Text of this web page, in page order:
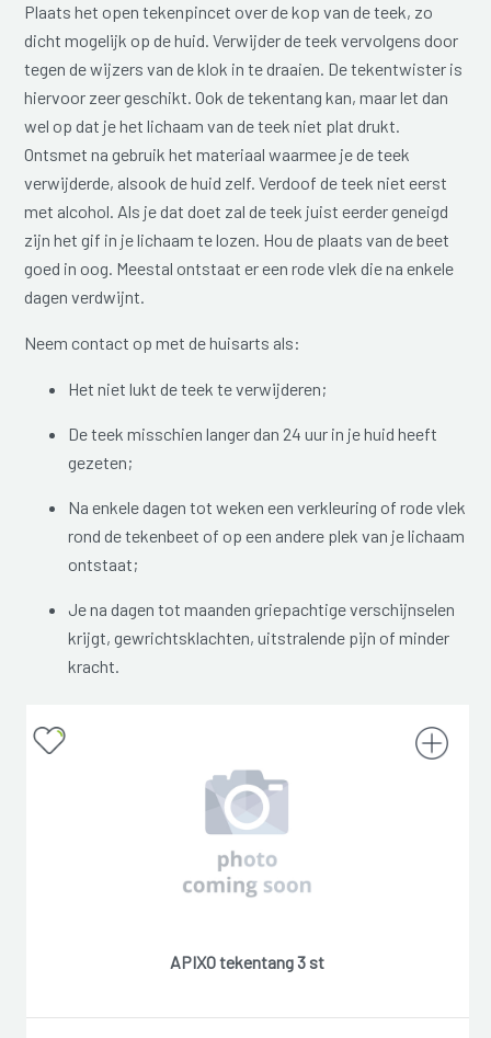
Plaats het open tekenpincet over de kop van de teek, zo
dicht mogelijk op de huid. Verwijder de teek vervolgens door
tegen de wijzers van de klok in te draaien. De tekentwister is
hiervoor zeer geschikt. Ook de tekentang kan, maar let dan
wel op dat je het lichaam van de teek niet plat drukt.
Ontsmet na gebruik het materiaal waarmee je de teek
verwijderde, alsook de huid zelf. Verdoof de teek niet eerst
met alcohol. Als je dat doet zal de teek juist eerder geneigd
zijn het gif in je lichaam te lozen. Hou de plaats van de beet
goed in oog. Meestal ontstaat er een rode vlek die na enkele
dagen verdwijnt.
Neem contact op met de huisarts als:
Het niet lukt de teek te verwijderen;
De teek misschien langer dan 24 uur in je huid heeft
gezeten;
Na enkele dagen tot weken een verkleuring of rode vlek
rond de tekenbeet of op een andere plek van je lichaam
ontstaat;
Je na dagen tot maanden griepachtige verschijnselen
krijgt, gewrichtsklachten, uitstralende pijn of minder
kracht.
APIXO tekentang 3 st